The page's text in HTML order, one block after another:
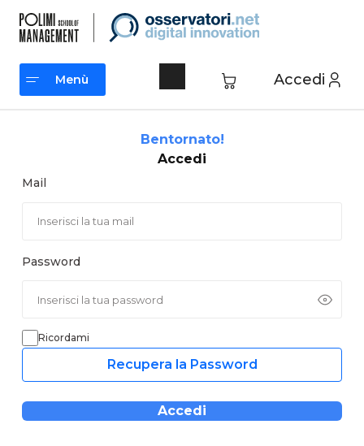
contenuto
Accedi
Menù
Bentornato!
Accedi
Mail
Password
Ricordami
Recupera la Password
Accedi